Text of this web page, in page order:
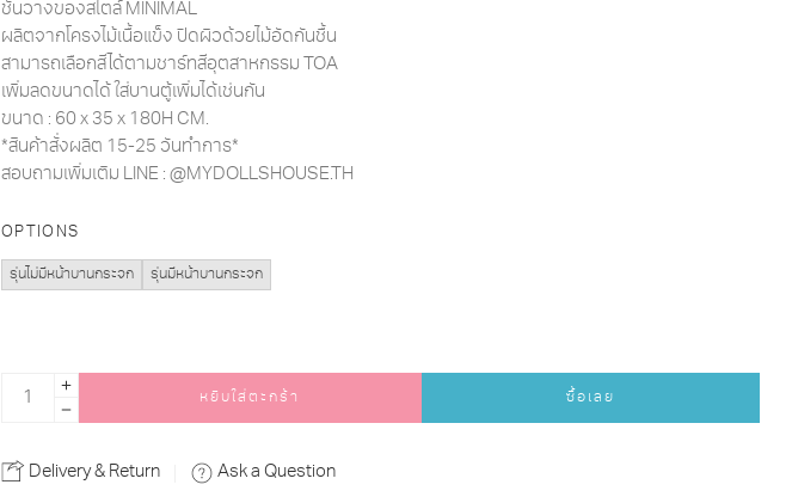
ชั้นวางของสไตล์ MINIMAL
ผลิตจากโครงไม้เนื้อแข็ง ปิดผิวด้วยไม้อัดกันชื้น
สามารถเลือกสีได้ตามชาร์ทสีอุตสาหกรรม TOA
เพิ่มลดขนาดได้ ใส่บานตู้เพิ่มได้เช่นกัน
ขนาด : 60 x 35 x 180H CM.
*สินค้าสั่งผลิต 15-25 วันทำการ*
สอบถามเพิ่มเติม LINE : @MYDOLLSHOUSE.TH
OPTIONS
รุ่นไม่มีหน้าบานกระจก รุ่นมีหน้าบานกระจก
หยิบใส่ตะกร้า ซื้อเลย
Delivery & Return Ask a Question